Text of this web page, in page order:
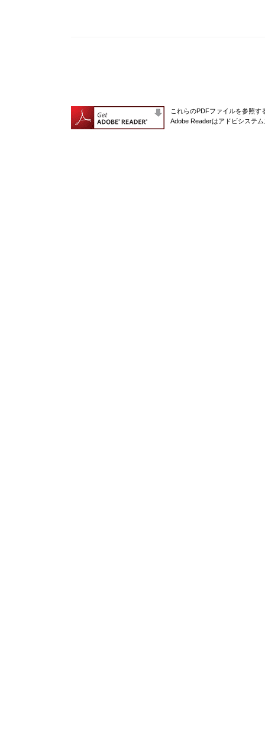
これらのPDFファイルを参照す
Adobe Readerはアドビシステ